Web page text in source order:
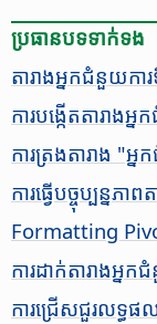
ប្រធានបទ​ទាក់ទង
តារាង​អ្នក​ជំនួយ​កា
ការ​បង្កើត​តារាង​
ការ​ត្រង​តារាង "អ្
ការ​ធ្វើ​បច្ចុប្បន្ន​ភ
Formatting
ការ​ដាក់​តារាង​អ្ន
ការ​ជ្រើស​ជួរ​លទ្ធផ